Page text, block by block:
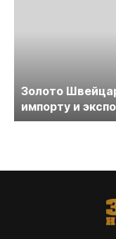
Золото
импорту и